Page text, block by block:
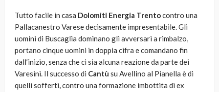
Tutto facile in casa Dolomiti Energia Trentocontro una
Pallacanestro Varese decisamente impresentabile. Gli
uomini di Buscaglia dominano gli avversari a rimbalzo,
portano cinque uomini in doppia cifra e comandano fin
dall’inizio, senza che ci sia alcuna reazione da parte dei
Varesini. Il successo di Cantù su Avellino al Pianella è di
quelli sofferti, contro una formazione imbottita di ex